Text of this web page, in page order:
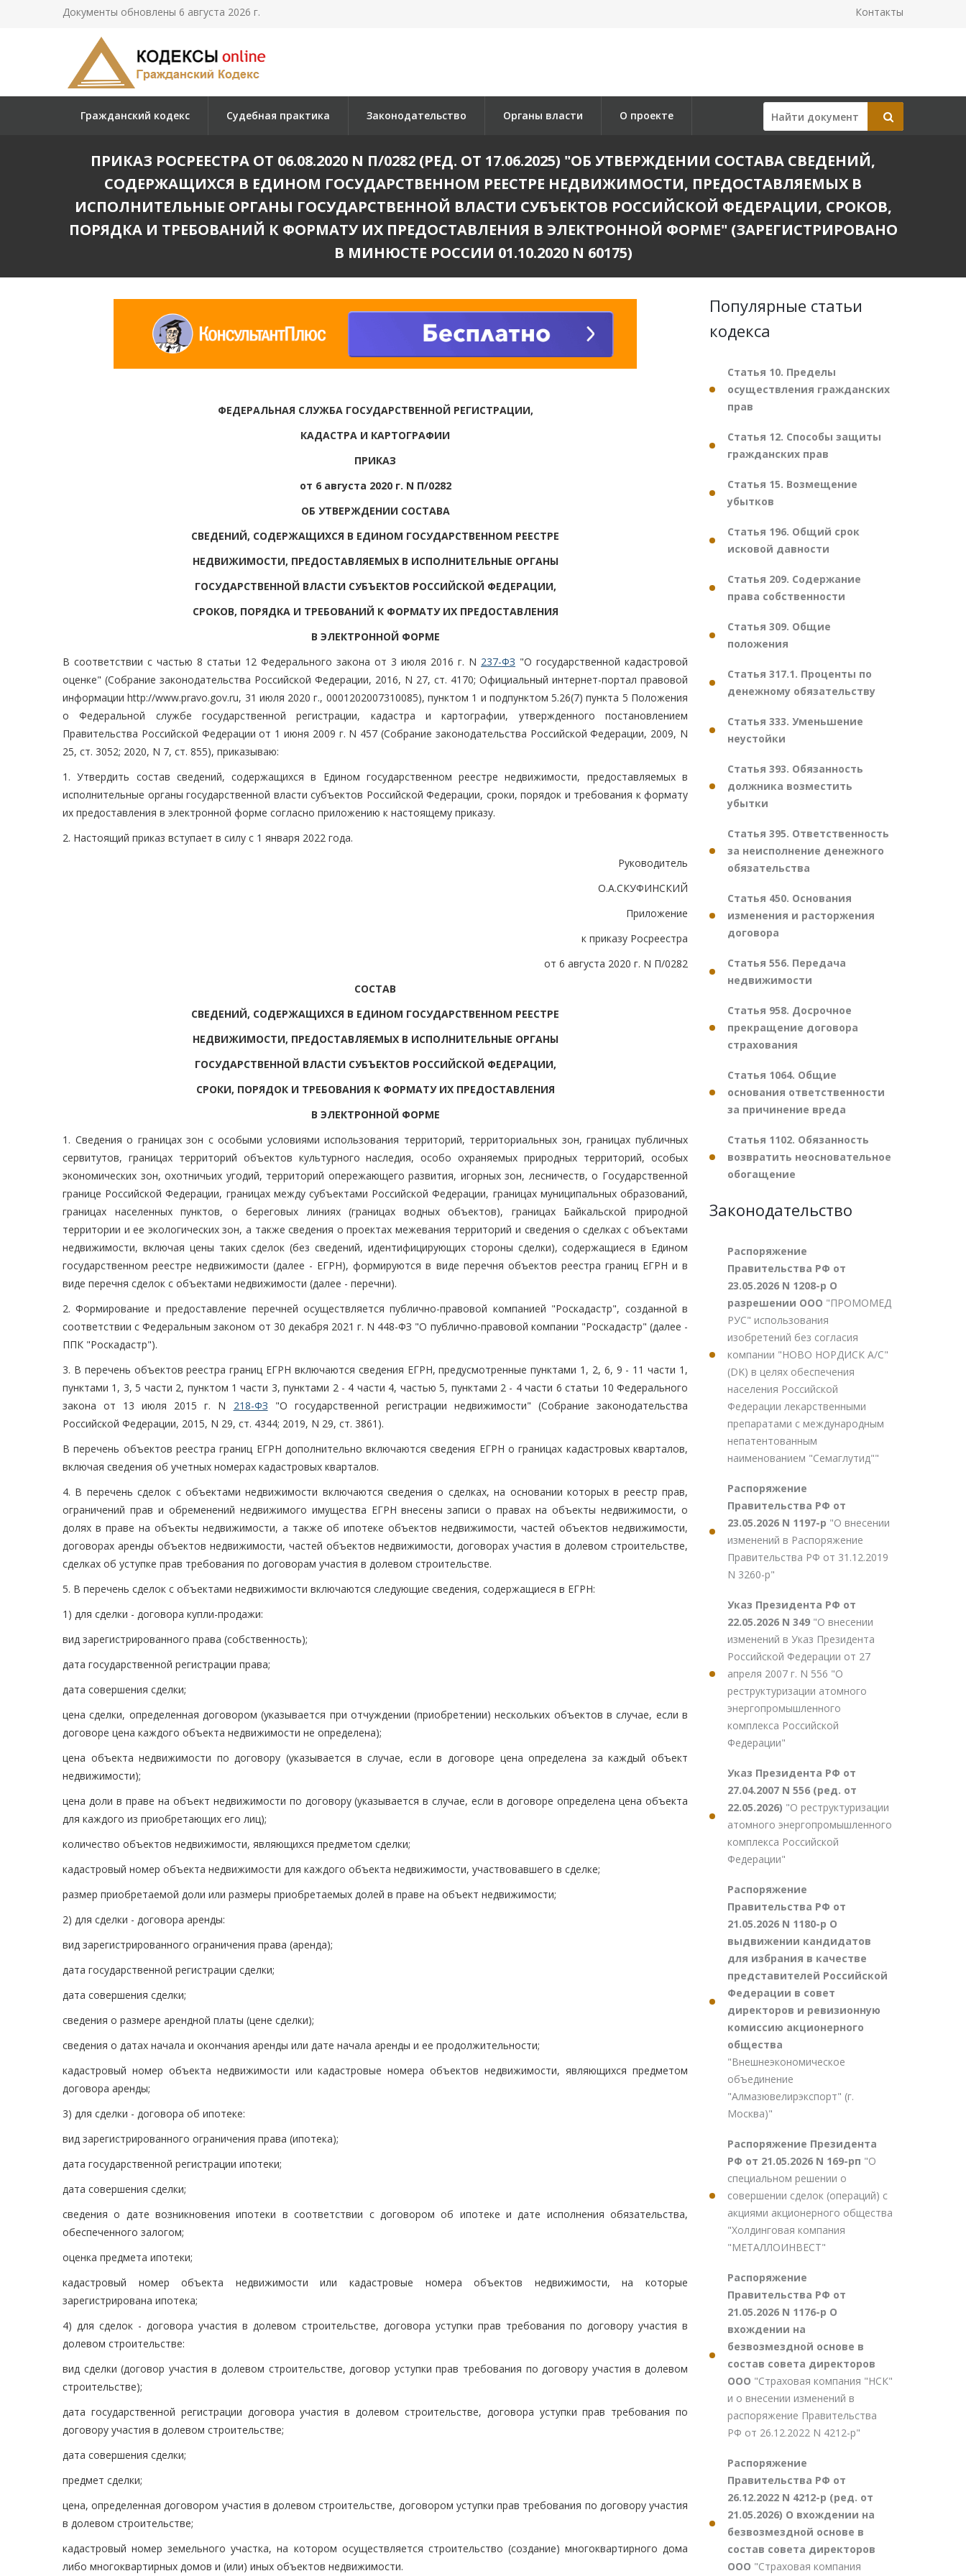
Документы обновлены 6 августа 2026 г. Контакты
Гражданский кодекс Судебная практика Законодательство Органы власти О проекте
ПРИКАЗ РОСРЕЕСТРА ОТ 06.08.2020 N П/0282 (РЕД. ОТ 17.06.2025) "ОБ УТВЕРЖДЕНИИ СОСТАВА СВЕДЕНИЙ,
СОДЕРЖАЩИХСЯ В ЕДИНОМ ГОСУДАРСТВЕННОМ РЕЕСТРЕ НЕДВИЖИМОСТИ, ПРЕДОСТАВЛЯЕМЫХ В
ИСПОЛНИТЕЛЬНЫЕ ОРГАНЫ ГОСУДАРСТВЕННОЙ ВЛАСТИ СУБЪЕКТОВ РОССИЙСКОЙ ФЕДЕРАЦИИ, СРОКОВ,
ПОРЯДКА И ТРЕБОВАНИЙ К ФОРМАТУ ИХ ПРЕДОСТАВЛЕНИЯ В ЭЛЕКТРОННОЙ ФОРМЕ" (ЗАРЕГИСТРИРОВАНО
В МИНЮСТЕ РОССИИ 01.10.2020 N 60175)
ФЕДЕРАЛЬНАЯ СЛУЖБА ГОСУДАРСТВЕННОЙ РЕГИСТРАЦИИ,
КАДАСТРА И КАРТОГРАФИИ
ПРИКАЗ
от 6 августа 2020 г. N П/0282
ОБ УТВЕРЖДЕНИИ СОСТАВА
СВЕДЕНИЙ, СОДЕРЖАЩИХСЯ В ЕДИНОМ ГОСУДАРСТВЕННОМ РЕЕСТРЕ
НЕДВИЖИМОСТИ, ПРЕДОСТАВЛЯЕМЫХ В ИСПОЛНИТЕЛЬНЫЕ ОРГАНЫ
ГОСУДАРСТВЕННОЙ ВЛАСТИ СУБЪЕКТОВ РОССИЙСКОЙ ФЕДЕРАЦИИ,
СРОКОВ, ПОРЯДКА И ТРЕБОВАНИЙ К ФОРМАТУ ИХ ПРЕДОСТАВЛЕНИЯ
В ЭЛЕКТРОННОЙ ФОРМЕ
В соответствии с частью 8 статьи 12 Федерального закона от 3 июля 2016 г. N 237-ФЗ "О государственной кадастровой
оценке" (Собрание законодательства Российской Федерации, 2016, N 27, ст. 4170; Официальный интернет-портал правовой
информации http://www.pravo.gov.ru, 31 июля 2020 г., 0001202007310085), пунктом 1 и подпунктом 5.26(7) пункта 5 Положения
о Федеральной службе государственной регистрации, кадастра и картографии, утвержденного постановлением
Правительства Российской Федерации от 1 июня 2009 г. N 457 (Собрание законодательства Российской Федерации, 2009, N
25, ст. 3052; 2020, N 7, ст. 855), приказываю:
1. Утвердить состав сведений, содержащихся в Едином государственном реестре недвижимости, предоставляемых в
исполнительные органы государственной власти субъектов Российской Федерации, сроки, порядок и требования к формату
их предоставления в электронной форме согласно приложению к настоящему приказу.
2. Настоящий приказ вступает в силу с 1 января 2022 года.
Руководитель
О.А.СКУФИНСКИЙ
Приложение
к приказу Росреестра
от 6 августа 2020 г. N П/0282
СОСТАВ
СВЕДЕНИЙ, СОДЕРЖАЩИХСЯ В ЕДИНОМ ГОСУДАРСТВЕННОМ РЕЕСТРЕ
НЕДВИЖИМОСТИ, ПРЕДОСТАВЛЯЕМЫХ В ИСПОЛНИТЕЛЬНЫЕ ОРГАНЫ
ГОСУДАРСТВЕННОЙ ВЛАСТИ СУБЪЕКТОВ РОССИЙСКОЙ ФЕДЕРАЦИИ,
СРОКИ, ПОРЯДОК И ТРЕБОВАНИЯ К ФОРМАТУ ИХ ПРЕДОСТАВЛЕНИЯ
В ЭЛЕКТРОННОЙ ФОРМЕ
1. Сведения о границах зон с особыми условиями использования территорий, территориальных зон, границах публичных
сервитутов, границах территорий объектов культурного наследия, особо охраняемых природных территорий, особых
экономических зон, охотничьих угодий, территорий опережающего развития, игорных зон, лесничеств, о Государственной
границе Российской Федерации, границах между субъектами Российской Федерации, границах муниципальных образований,
границах населенных пунктов, о береговых линиях (границах водных объектов), границах Байкальской природной
территории и ее экологических зон, а также сведения о проектах межевания территорий и сведения о сделках с объектами
недвижимости, включая цены таких сделок (без сведений, идентифицирующих стороны сделки), содержащиеся в Едином
государственном реестре недвижимости (далее - ЕГРН), формируются в виде перечня объектов реестра границ ЕГРН и в
виде перечня сделок с объектами недвижимости (далее - перечни).
2. Формирование и предоставление перечней осуществляется публично-правовой компанией "Роскадастр", созданной в
соответствии с Федеральным законом от 30 декабря 2021 г. N 448-ФЗ "О публично-правовой компании "Роскадастр" (далее -
ППК "Роскадастр").
3. В перечень объектов реестра границ ЕГРН включаются сведения ЕГРН, предусмотренные пунктами 1, 2, 6, 9 - 11 части 1,
пунктами 1, 3, 5 части 2, пунктом 1 части 3, пунктами 2 - 4 части 4, частью 5, пунктами 2 - 4 части 6 статьи 10 Федерального
закона от 13 июля 2015 г. N 218-ФЗ "О государственной регистрации недвижимости" (Собрание законодательства
Российской Федерации, 2015, N 29, ст. 4344; 2019, N 29, ст. 3861).
В перечень объектов реестра границ ЕГРН дополнительно включаются сведения ЕГРН о границах кадастровых кварталов,
включая сведения об учетных номерах кадастровых кварталов.
4. В перечень сделок с объектами недвижимости включаются сведения о сделках, на основании которых в реестр прав,
ограничений прав и обременений недвижимого имущества ЕГРН внесены записи о правах на объекты недвижимости, о
долях в праве на объекты недвижимости, а также об ипотеке объектов недвижимости, частей объектов недвижимости,
договорах аренды объектов недвижимости, частей объектов недвижимости, договорах участия в долевом строительстве,
сделках об уступке прав требования по договорам участия в долевом строительстве.
5. В перечень сделок с объектами недвижимости включаются следующие сведения, содержащиеся в ЕГРН:
1) для сделки - договора купли-продажи:
вид зарегистрированного права (собственность);
дата государственной регистрации права;
дата совершения сделки;
цена сделки, определенная договором (указывается при отчуждении (приобретении) нескольких объектов в случае, если в
договоре цена каждого объекта недвижимости не определена);
цена объекта недвижимости по договору (указывается в случае, если в договоре цена определена за каждый объект
недвижимости);
цена доли в праве на объект недвижимости по договору (указывается в случае, если в договоре определена цена объекта
для каждого из приобретающих его лиц);
количество объектов недвижимости, являющихся предметом сделки;
кадастровый номер объекта недвижимости для каждого объекта недвижимости, участвовавшего в сделке;
размер приобретаемой доли или размеры приобретаемых долей в праве на объект недвижимости;
2) для сделки - договора аренды:
вид зарегистрированного ограничения права (аренда);
дата государственной регистрации сделки;
дата совершения сделки;
сведения о размере арендной платы (цене сделки);
сведения о датах начала и окончания аренды или дате начала аренды и ее продолжительности;
кадастровый номер объекта недвижимости или кадастровые номера объектов недвижимости, являющихся предметом
договора аренды;
3) для сделки - договора об ипотеке:
вид зарегистрированного ограничения права (ипотека);
дата государственной регистрации ипотеки;
дата совершения сделки;
сведения о дате возникновения ипотеки в соответствии с договором об ипотеке и дате исполнения обязательства,
обеспеченного залогом;
оценка предмета ипотеки;
кадастровый номер объекта недвижимости или кадастровые номера объектов недвижимости, на которые
зарегистрирована ипотека;
4) для сделок - договора участия в долевом строительстве, договора уступки прав требования по договору участия в
долевом строительстве:
вид сделки (договор участия в долевом строительстве, договор уступки прав требования по договору участия в долевом
строительстве);
дата государственной регистрации договора участия в долевом строительстве, договора уступки прав требования по
договору участия в долевом строительстве;
дата совершения сделки;
предмет сделки;
цена, определенная договором участия в долевом строительстве, договором уступки прав требования по договору участия
в долевом строительстве;
кадастровый номер земельного участка, на котором осуществляется строительство (создание) многоквартирного дома
либо многоквартирных домов и (или) иных объектов недвижимости.
Популярные статьи
кодекса
Статья 10. Пределы
осуществления гражданских
прав
Статья 12. Способы защиты
гражданских прав
Статья 15. Возмещение
убытков
Статья 196. Общий срок
исковой давности
Статья 209. Содержание
права собственности
Статья 309. Общие
положения
Статья 317.1. Проценты по
денежному обязательству
Статья 333. Уменьшение
неустойки
Статья 393. Обязанность
должника возместить
убытки
Статья 395. Ответственность
за неисполнение денежного
обязательства
Статья 450. Основания
изменения и расторжения
договора
Статья 556. Передача
недвижимости
Статья 958. Досрочное
прекращение договора
страхования
Статья 1064. Общие
основания ответственности
за причинение вреда
Статья 1102. Обязанность
возвратить неосновательное
обогащение
Законодательство
Распоряжение
Правительства РФ от
23.05.2026 N 1208-р О
разрешении ООО "ПРОМОМЕД
РУС" использования
изобретений без согласия
компании "НОВО НОРДИСК А/С"
(DK) в целях обеспечения
населения Российской
Федерации лекарственными
препаратами с международным
непатентованным
наименованием "Семаглутид""
Распоряжение
Правительства РФ от
23.05.2026 N 1197-р "О внесении
изменений в Распоряжение
Правительства РФ от 31.12.2019
N 3260-р"
Указ Президента РФ от
22.05.2026 N 349 "О внесении
изменений в Указ Президента
Российской Федерации от 27
апреля 2007 г. N 556 "О
реструктуризации атомного
энергопромышленного
комплекса Российской
Федерации"
Указ Президента РФ от
27.04.2007 N 556 (ред. от
22.05.2026) "О реструктуризации
атомного энергопромышленного
комплекса Российской
Федерации"
Распоряжение
Правительства РФ от
21.05.2026 N 1180-р О
выдвижении кандидатов
для избрания в качестве
представителей Российской
Федерации в совет
директоров и ревизионную
комиссию акционерного
общества
"Внешнеэкономическое
объединение
"Алмазювелирэкспорт" (г.
Москва)"
Распоряжение Президента
РФ от 21.05.2026 N 169-рп "О
специальном решении о
совершении сделок (операций) с
акциями акционерного общества
"Холдинговая компания
"МЕТАЛЛОИНВЕСТ"
Распоряжение
Правительства РФ от
21.05.2026 N 1176-р О
вхождении на
безвозмездной основе в
состав совета директоров
ООО "Страховая компания "НСК"
и о внесении изменений в
распоряжение Правительства
РФ от 26.12.2022 N 4212-р"
Распоряжение
Правительства РФ от
26.12.2022 N 4212-р (ред. от
21.05.2026) О вхождении на
безвозмездной основе в
состав совета директоров
ООО "Страховая компания